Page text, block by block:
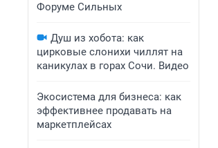
Форуме Сильных
Душ из хобота: как
цирковые слонихи чиллят на
каникулах в горах Сочи. Видео
Экосистема для бизнеса: как
эффективнее продавать на
маркетплейсах